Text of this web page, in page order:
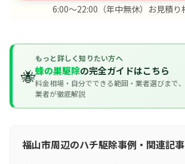
6:00〜22:00（年中無休）お見積り
🐝
もっと詳しく知りたい方へ
蜂の巣駆除の完全ガイドはこちら
料金相場・自分でできる範囲・業者選びまで
業者が徹底解説
福山市周辺のハチ駆除事例・関連記事